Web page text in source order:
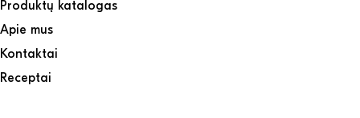
Produktų katalogas
Apie mus
Kontaktai
Receptai